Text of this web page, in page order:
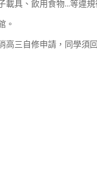
具、飲用食物…等違
。
三自修申請，同學須